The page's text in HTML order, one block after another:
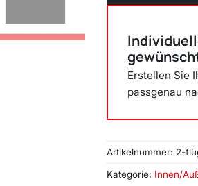
Erstellen Sie
passgenau
Artikelnummer: 2-
Kategorie: Innen/